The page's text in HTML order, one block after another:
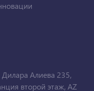
Алиева 235,
второй этаж, AZ